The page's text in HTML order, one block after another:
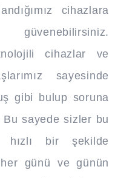
cihazlara
cihazlar ve
sayesinde
gibi bulup soruna
Bu sayede sizler bu
hızlı bir şekilde
her günü ve günün